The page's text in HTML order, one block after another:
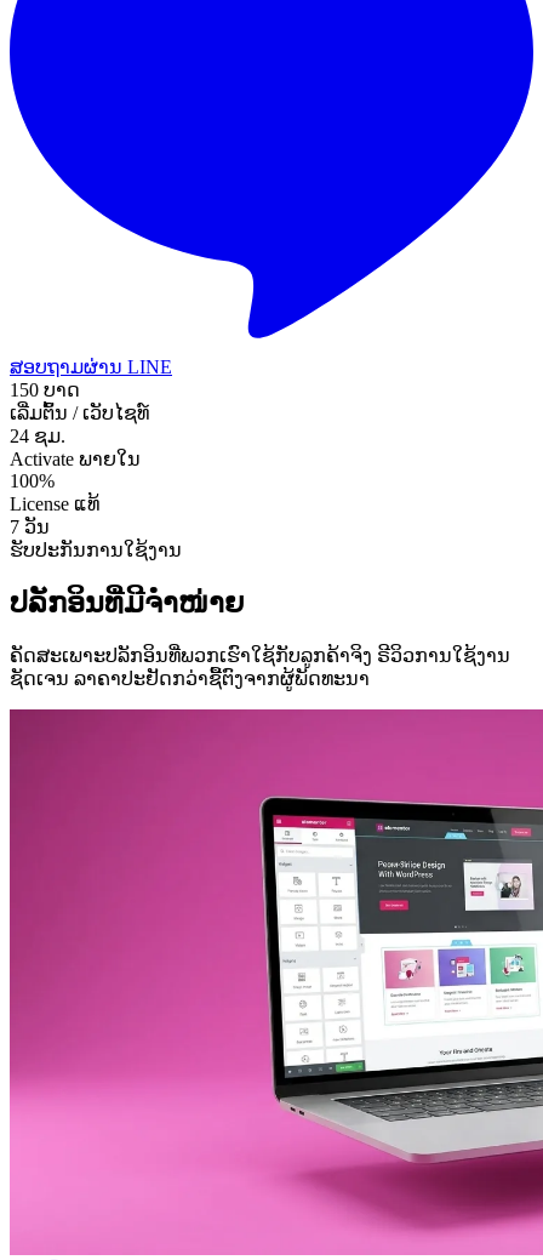
ສອບຖາມຜ່ານ LINE
150 ບາດ
ເລີ່ມຕົ້ນ / ເວັບໄຊທ໌
24 ຊມ.
Activate ພາຍໃນ
100%
License ແທ້
7 ວັນ
ຮັບປະກັນການໃຊ້ງານ
ປລັກອິນທີ່ມີຈຳໜ່າຍ
ຄັດສະເພາະປລັກອິນທີ່ພວກເຮົາໃຊ້ກັບລູກຄ້າຈິງ ຣີວິວການໃຊ້ງານ
ຊັດເຈນ ລາຄາປະຢັດກວ່າຊື້ຕົງຈາກຜູ້ພັດທະນາ